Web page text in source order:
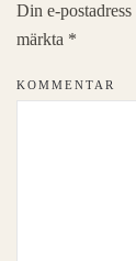
Din e-
märkta *
KOMMENTAR